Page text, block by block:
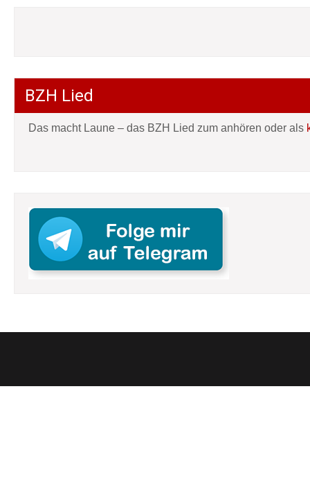
BZH Lied
Das macht Laune – das BZH Lied zum anhören oder als